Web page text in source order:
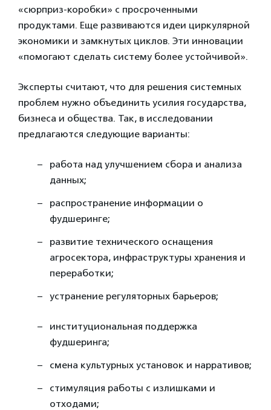
«сюрприз-коробки» с просроченными
продуктами. Еще развиваются идеи циркулярной
экономики и замкнутых циклов. Эти инновации
«помогают сделать систему более устойчивой».
Эксперты считают, что для решения системных
проблем нужно объединить усилия государства,
бизнеса и общества. Так, в исследовании
предлагаются следующие варианты:
работа над улучшением сбора и анализа
данных;
распространение информации о
фудшеринге;
развитие технического оснащения
агросектора, инфраструктуры хранения и
переработки;
устранение регуляторных барьеров;
институциональная поддержка
фудшеринга;
смена культурных установок и нарративов;
стимуляция работы с излишками и
отходами;